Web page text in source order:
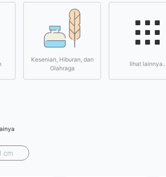
Kesenian, Hiburan, dan
Olahraga
lihat lainnya..
cm